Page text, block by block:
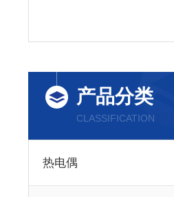
产品分类
CLASSIFICATION
热电偶